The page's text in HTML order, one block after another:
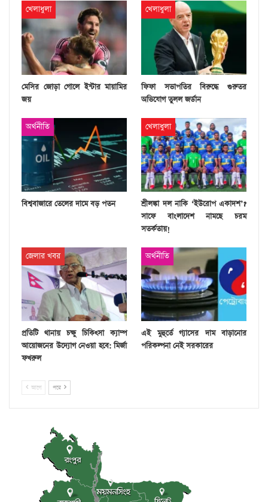
খেলাধুলা
মেসির জোড়া গোলে ইন্টার মায়ামির
জয়
খেলাধুলা
ফিফা সভাপতির বিরুদ্ধে গুরুতর
অভিযোগ তুলল জর্ডান
অর্থনীতি
বিশ্ববাজারে তেলের দামে বড় পতন
খেলাধুলা
শ্রীলঙ্কা দল নাকি ‘ইউরোপ একাদশ’?
সাফে বাংলাদেশ নামছে চরম
সতর্কতায়!
জেলার খবর
প্রতিটি থানায় চক্ষু চিকিৎসা ক্যাম্প
আয়োজনের উদ্যোগ নেওয়া হবে: মির্জা
ফখরুল
অর্থনীতি
এই মুহুর্তে গ্যাসের দাম বাড়ানোর
পরিকল্পনা নেই সরকারের
আগে পরে